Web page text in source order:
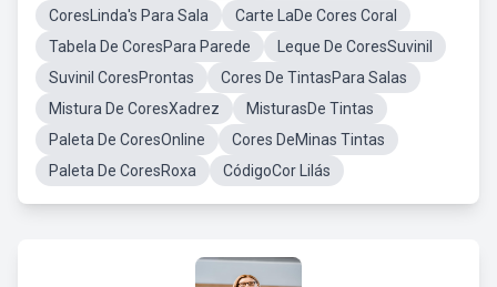
CoresLinda's Para Sala
Carte LaDe Cores Coral
Tabela De CoresPara Parede
Leque De CoresSuvinil
Suvinil CoresProntas
Cores De TintasPara Salas
Mistura De CoresXadrez
MisturasDe Tintas
Paleta De CoresOnline
Cores DeMinas Tintas
Paleta De CoresRoxa
CódigoCor Lilás